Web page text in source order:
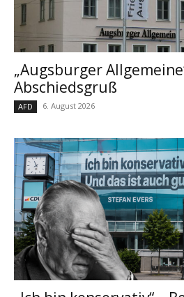
„Augsburger
Abschiedsgruß
AFD 6. August 2026